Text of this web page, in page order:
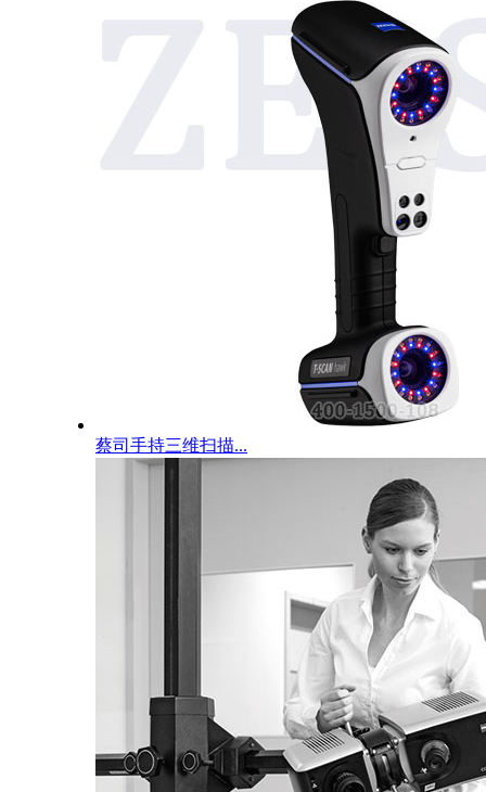
蔡司手持三维扫描...